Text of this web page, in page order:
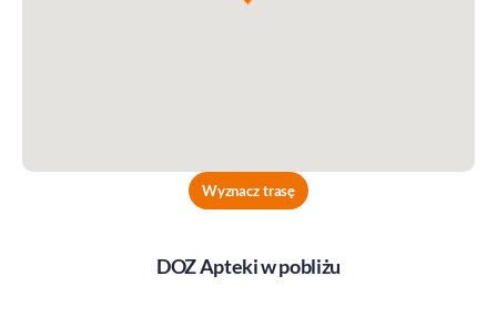
Wyznacz trasę
DOZ Apteki w pobliżu